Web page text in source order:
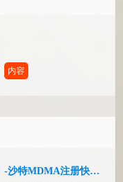
内容
【MDMA证书】-沙特MDMA注册快速下证